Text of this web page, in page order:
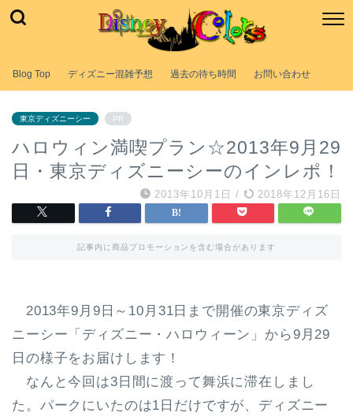
Blog Top ディズニー混雑予想 過去の待ち時間 お問い合わせ
東京ディズニーシー PR
ハロウィン満喫プラン☆2013年9月29
日・東京ディズニーシーのインレポ！
2013年10月1日 / 2018年12月16日
記事内に商品プロモーションを含む場合があります
2013年9月9日～10月31日まで開催の東京ディズ
ニーシー「ディズニー・ハロウィーン」から9月29
日の様子をお届けします！
なんと今回は3日間に渡って舞浜に滞在しまし
た。パークにいたのは1日だけですが、ディズニー